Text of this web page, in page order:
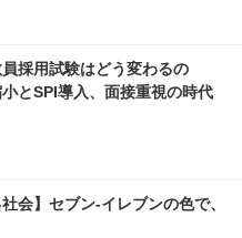
員採用試験はどう変わるの
とSPI導入、面接重視の時代
会】セブン‐イレブンの色で、